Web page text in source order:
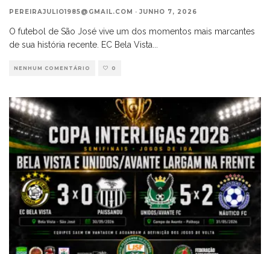
PEREIRAJULIO1985@GMAIL.COM · JUNHO 7, 2026
O futebol de São José vive um dos momentos mais marcantes
de sua história recente. EC Bela Vista...
NENHUM COMENTÁRIO 0